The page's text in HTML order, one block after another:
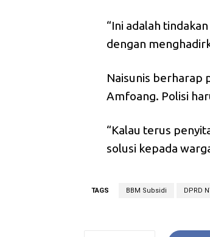
“Ini adalah
dengan
Naisunis berharap
Amfoang. Polisi
“Kalau terus
solusi kepada
TAGS BBM Subsidi DPRD